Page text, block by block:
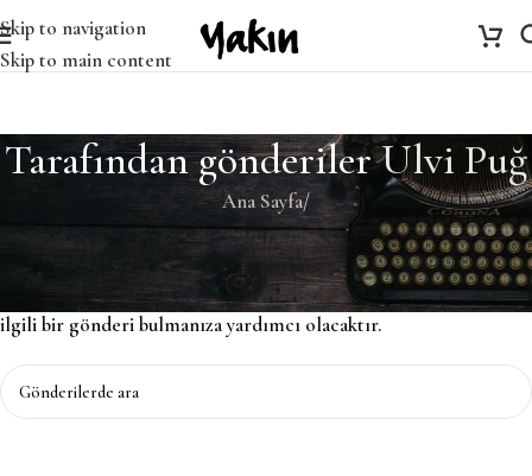
Skip to navigation
Skip to main content
Tarafından gönderilerUlvi Puğ
Ana Sayfa/
Bulunamadı
Özür dileriz, ancak sonuç bulunamadı. Belki ARAMA yapmak,
ilgili bir gönderi bulmanıza yardımcı olacaktır.